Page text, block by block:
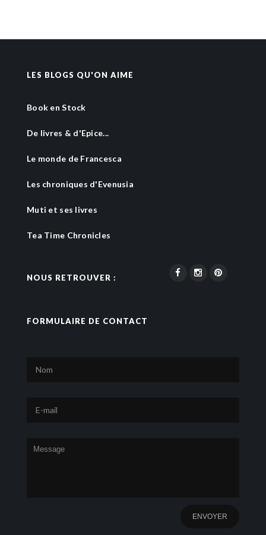
LES BLOGS QU'ON AIME
Book en Stock
De livres & d'Epice...
Le monde de Francesca
Les chroniques d'Evenusia
Muti et ses livres
Tea Time Chronicles
NOUS RETROUVER :
FORMULAIRE DE CONTACT